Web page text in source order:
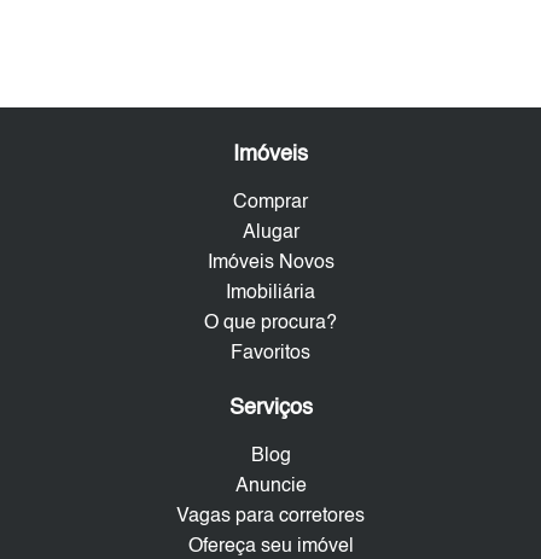
Imóveis
Comprar
Alugar
Imóveis Novos
Imobiliária
O que procura?
Favoritos
Serviços
Blog
Anuncie
Vagas para corretores
Ofereça seu imóvel